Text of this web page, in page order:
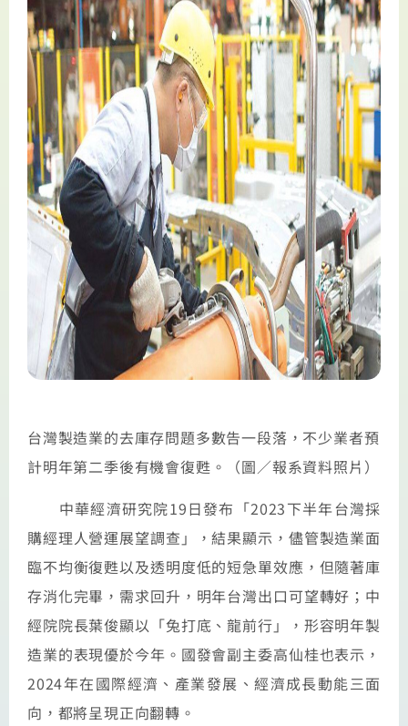
台灣製造業的去庫存問題多數告一段落，不少業者預
計明年第二季後有機會復甦。（圖／報系資料照片）
中華經濟研究院19日發布「2023下半年台灣採
購經理人營運展望調查」，結果顯示，儘管製造業面
臨不均衡復甦以及透明度低的短急單效應，但隨著庫
存消化完畢，需求回升，明年台灣出口可望轉好；中
經院院長葉俊顯以「兔打底、龍前行」，形容明年製
造業的表現優於今年。國發會副主委高仙桂也表示，
2024年在國際經濟、產業發展、經濟成長動能三面
向，都將呈現正向翻轉。